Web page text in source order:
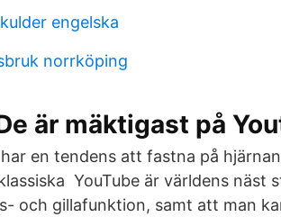
engelska
norrköping
är mäktigast på
en tendens att fastna på
YouTube är världens näst
och gillafunktion, samt att man